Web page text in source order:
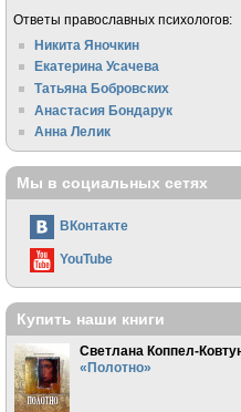
Ответы православных психологов:
Никита Яночкин
Екатерина Усачева
Татьяна Бобровских
Анастасия Бондарук
Анна Лелик
Мы в социальных сетях
ВКонтакте
YouTube
Купить наши книги
Светлана Коппел-
«Полотно»